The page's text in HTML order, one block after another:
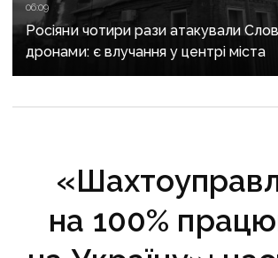
06:09
Росіяни чотири рази атакували
дронами: є влучання у центрі міста
на 100%